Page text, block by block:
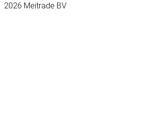
2026 Meitrade BV